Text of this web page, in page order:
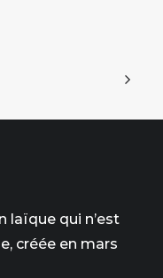
laïque qui n’est
créée en mars